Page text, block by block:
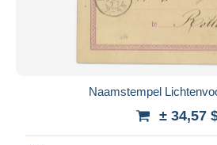
Naamstempel
± 34,57